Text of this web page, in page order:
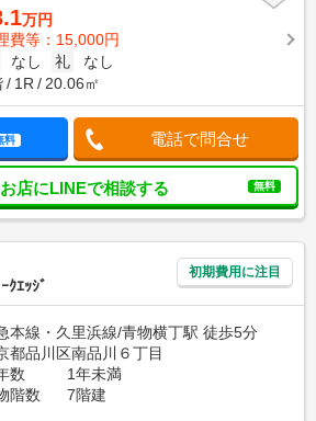
万円
費等：15,000円
なし 礼
なし
1R 20.06㎡
料 電話で問合せ
お店にLINEで相談する 無料
ｸｴｯｼﾞ
初期費用に注目
本線・久里浜線/青物横丁駅 徒歩5分
都品川区南品川６丁目
数
1年未満
階数
7階建